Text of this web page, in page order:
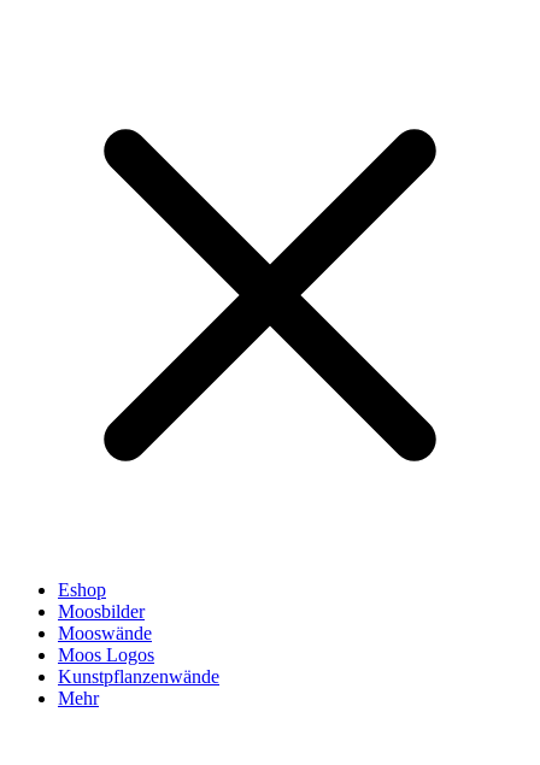
Eshop
Moosbilder
Mooswände
Moos Logos
Kunstpflanzenwände
Mehr